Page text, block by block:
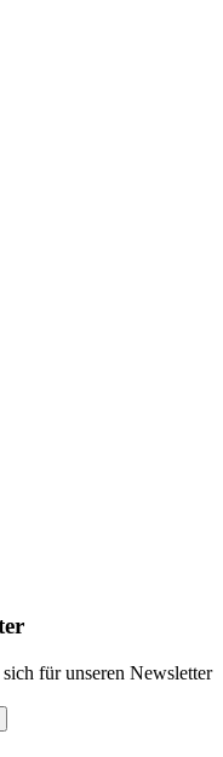
für unseren Newsletter